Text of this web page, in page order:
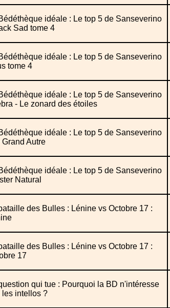
idéale : Le top 5 de Sanseverino
Sad tome 4
idéale : Le top 5 de Sanseverino
tome 4
idéale : Le top 5 de Sanseverino
- Le zonard des étoiles
idéale : Le top 5 de Sanseverino
Grand Autre
idéale : Le top 5 de Sanseverino
Natural
des Bulles : Lénine vs Octobre 17 :
des Bulles : Lénine vs Octobre 17 :
17
qui tue : Pourquoi la BD n'intéresse
les intellos ?